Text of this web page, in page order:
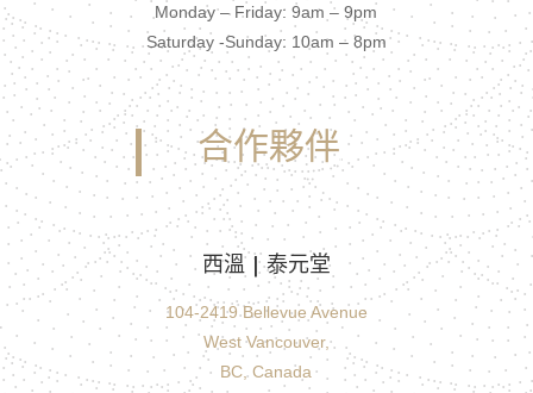
Monday – Friday: 9am – 9pm
Saturday -Sunday: 10am – 8pm
合作夥伴
西溫 | 泰元堂
104-2419 Bellevue Avenue
West Vancouver,
BC, Canada